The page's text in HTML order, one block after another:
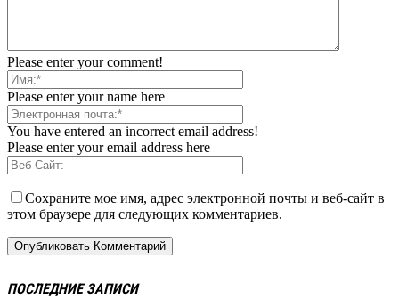
Please enter your comment!
Please enter your name here
You have entered an incorrect email address!
Please enter your email address here
Сохраните мое имя, адрес электронной почты и веб-сайт в
этом браузере для следующих комментариев.
ПОСЛЕДНИЕ ЗАПИСИ